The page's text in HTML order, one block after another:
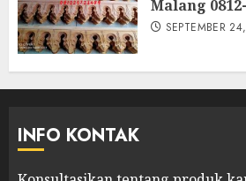
Malang
SEPTEMBER
INFO KONTAK